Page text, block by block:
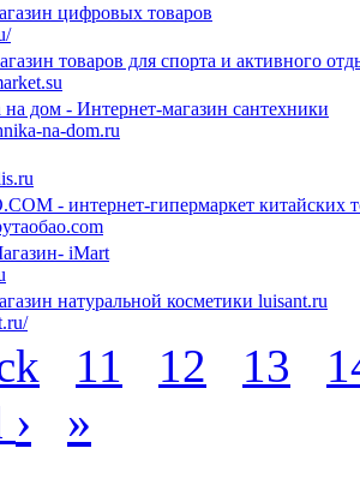
цифровых товаров
товаров для спорта и активного
дом - Интернет-магазин сантехники
na-dom.ru
- интернет-гипермаркет китайских
iMart
натуральной косметики luisant.ru
11 12 13
› »